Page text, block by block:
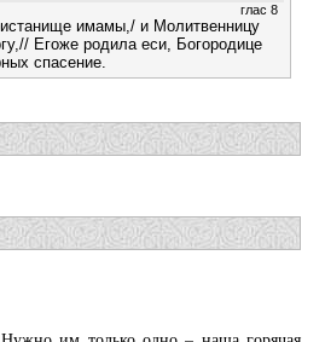
глас 8
имамы,/ и Молитвенницу
Егоже родила еси, Богородице
спасение.